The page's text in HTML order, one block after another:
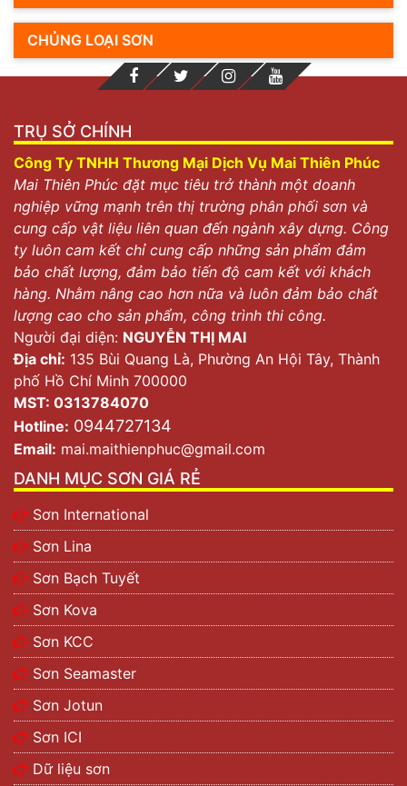
CHỦNG LOẠI SƠN
TRỤ SỞ CHÍNH
Công Ty TNHH Thương Mại Dịch Vụ Mai Thiên Phúc
Mai Thiên Phúc đặt mục tiêu trở thành một doanh
nghiệp vững mạnh trên thị trường phân phối sơn và
cung cấp vật liệu liên quan đến ngành xây dựng. Công
ty luôn cam kết chỉ cung cấp những sản phẩm đảm
bảo chất lượng, đảm bảo tiến độ cam kết với khách
hàng. Nhằm nâng cao hơn nữa và luôn đảm bảo chất
lượng cao cho sản phẩm, công trình thi công.
Người đại diện: NGUYỄN THỊ MAI
Địa chỉ: 135 Bùi Quang Là, Phường An Hội Tây, Thành
phố Hồ Chí Minh 700000
MST: 0313784070
Hotline: 0944727134
Email: mai.maithienphuc@gmail.com
DANH MỤC SƠN GIÁ RẺ
Sơn International
Sơn Lina
Sơn Bạch Tuyết
Sơn Kova
Sơn KCC
Sơn Seamaster
Sơn Jotun
Sơn ICI
Dữ liệu sơn